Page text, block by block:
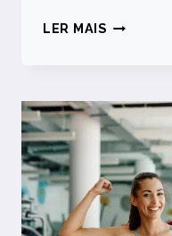
LER MAISO
O
ACETATO
DE
E
COMO